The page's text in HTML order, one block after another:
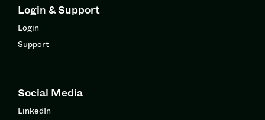
Login & Support
Login
Support
Social Media
LinkedIn